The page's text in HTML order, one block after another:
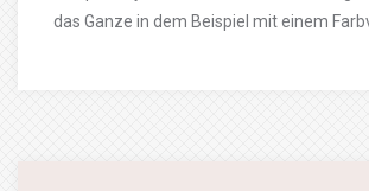
das Ganze in dem Beispiel mit einem